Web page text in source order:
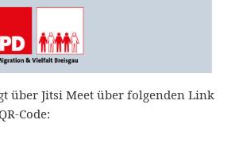
über Jitsi Meet über folgenden Link
Code: